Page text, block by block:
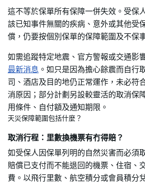
這不等於保單所有保障一併失效。受保
該已知事件無關的疾病、意外或其他受
償，仍要按個別保單的保障範圍及不保
如需追蹤特定地震、官方警報或交通影
最新消息 。如只是因為擔心餘震而自行
司、酒店及目的地仍正常運作，未必符
消原因；部分計劃另設較靈活的取消保
用條件、自付額及通知期限。
天災保障範圍包括什麼？
取消行程：里數換機票有冇得賠？
如受保人因保單列明的自然災害而必須
賠償已支付而不能退回的機票、住宿、
費。以飛行里數、航空積分或會員積分